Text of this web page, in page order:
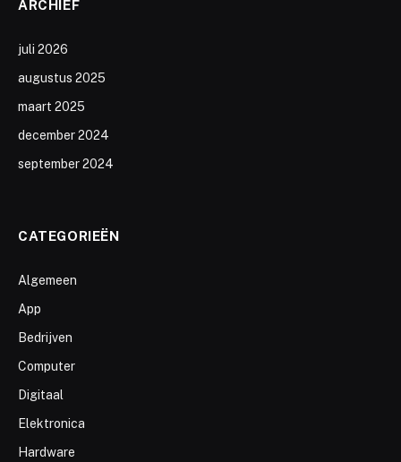
ARCHIEF
juli 2026
augustus 2025
maart 2025
december 2024
september 2024
CATEGORIEËN
Algemeen
App
Bedrijven
Computer
Digitaal
Elektronica
Hardware